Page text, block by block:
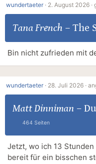
wundertaeter · 2. August 2026 ·
Tana French – The
Bin nicht zufrieden mit
wundertaeter · 28. Juli 2026 ·
Matt Dinniman –
464 Seiten
Jetzt, wo ich 13
bereit für ein bisschen